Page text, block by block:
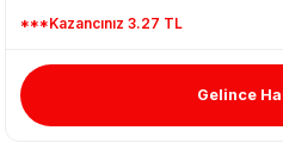
& Matara
***Kazancınız 3.27 TL
Gelince